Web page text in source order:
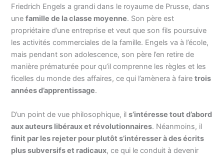
Friedrich Engels a grandi dans le royaume de Prusse, dans
unefamille de la classe moyenne. Son père est
propriétaire d’une entreprise et veut que son fils poursuive
les activités commerciales de la famille. Engels va à l’école,
mais pendant son adolescence, son père l’en retire de
manière prématurée pour qu’il comprenne les règles et les
ficelles du monde des affaires, ce qui l’amènera à fairetrois
années d’apprentissage.
D’un point de vue philosophique, ils’intéresse tout d’abord
aux auteurs libéraux et révolutionnaires. Néanmoins, il
finit par les rejeter pour plutôt s’intéresser à des écrits
plus subversifs et radicaux, ce qui le conduit à devenir